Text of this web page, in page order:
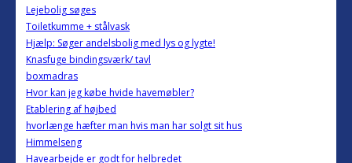
Lejebolig søges
Toiletkumme + stålvask
Hjælp: Søger andelsbolig med lys og lygte!
Knasfuge bindingsværk/ tavl
boxmadras
Hvor kan jeg købe hvide havemøbler?
Etablering af højbed
hvorlænge hæfter man hvis man har solgt sit hus
Himmelseng
Havearbejde er godt for helbredet